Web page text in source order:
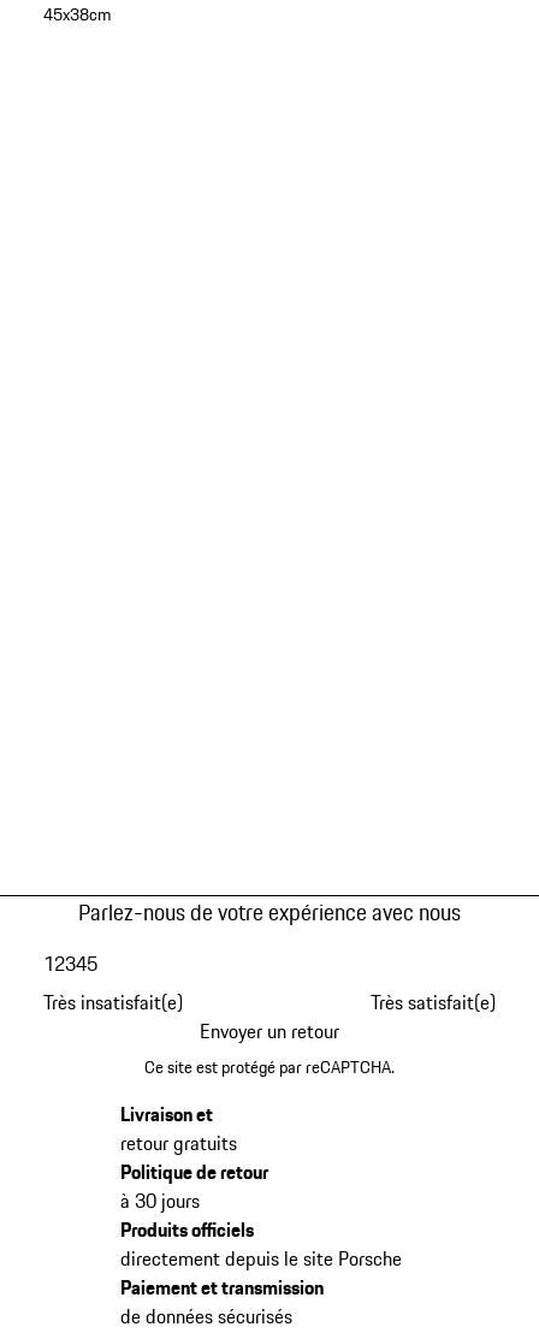
45x38cm
Parlez-nous de votre expérience avec nous
Très insatisfait(e)
12345
Très satisfait(e)
Envoyer un retour
Ce site est protégé par reCAPTCHA.
Livraison et
retour gratuits
Politique de retour
à 30 jours
Produits officiels
directement depuis le site Porsche
Paiement et transmission
de données sécurisés